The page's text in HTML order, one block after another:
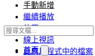
首頁
手動新增
繼續播放
位置
線上視訊
此應用程式中的檔案